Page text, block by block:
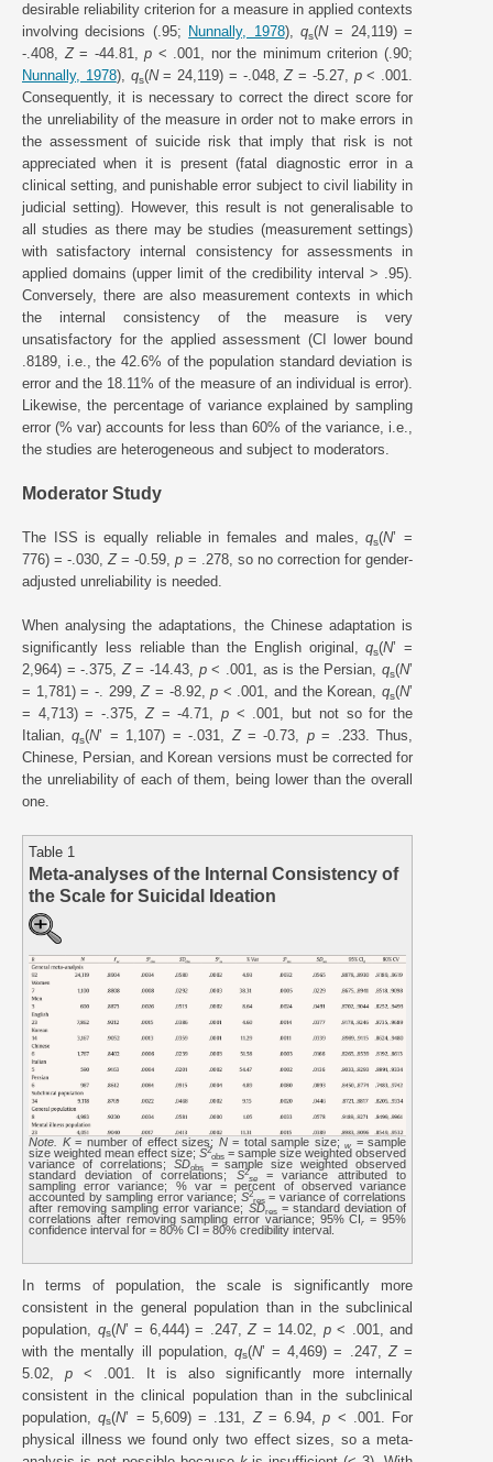
desirable reliability criterion for a measure in applied contexts
involving decisions (.95; Nunnally, 1978), qs(N= 24,119) =
-.408,Z= -44.81,p < .001, nor the minimum criterion (.90;
Nunnally, 1978), qs(N= 24,119) = -.048,Z= -5.27, p< .001.
Consequently, it is necessary to correct the direct score for
the unreliability of the measure in order not to make errors in
the assessment of suicide risk that imply that risk is not
appreciated when it is present (fatal diagnostic error in a
clinical setting, and punishable error subject to civil liability in
judicial setting). However, this result is not generalisable to
all studies as there may be studies (measurement settings)
with satisfactory internal consistency for assessments in
applied domains (upper limit of the credibility interval > .95).
Conversely, there are also measurement contexts in which
the internal consistency of the measure is very
unsatisfactory for the applied assessment (CI lower bound
.8189, i.e., the 42.6% of the population standard deviation is
error and the 18.11% of the measure of an individual is error).
Likewise, the percentage of variance explained by sampling
error (% var) accounts for less than 60% of the variance, i.e.,
the studies are heterogeneous and subject to moderators.
Moderator Study
The ISS is equally reliable in females and males,qs(N’ =
776) = -.030,Z= -0.59,p = .278, so no correction for gender-
adjusted unreliability is needed.
When analysing the adaptations, the Chinese adaptation is
significantly less reliable than the English original,qs(N’ =
2,964) = -.375,Z= -14.43, p< .001, as is the Persian,qs(N’
= 1,781) = -. 299,Z= -8.92,p < .001, and the Korean,qs(N’
= 4,713) = -.375,Z= -4.71,p < .001, but not so for the
Italian,qs(N’ = 1,107) = -.031,Z= -0.73, p= .233. Thus,
Chinese, Persian, and Korean versions must be corrected for
the unreliability of each of them, being lower than the overall
one.
Table 1
Meta-analyses of the Internal Consistency of
the Scale for Suicidal Ideation
Note. K= number of effect sizes; N= total sample size; w = sample
size weighted mean effect size; S2
obs = sample size weighted observed
variance of correlations; SDobs= sample size weighted observed
standard deviation of correlations; S2
se= variance attributed to
sampling error variance; % var = percent of observed variance
accounted by sampling error variance; S2
res= variance of correlations
after removing sampling error variance; SDres= standard deviation of
correlations after removing sampling error variance; 95% CIr = 95%
confidence interval for = 80% CI = 80% credibility interval.
In terms of population, the scale is significantly more
consistent in the general population than in the subclinical
population, qs(N’ = 6,444) = .247, Z= 14.02, p< .001, and
with the mentally ill population, qs(N’ = 4,469) = .247, Z=
5.02, p < .001. It is also significantly more internally
consistent in the clinical population than in the subclinical
population,qs(N’ = 5,609) = .131, Z= 6.94,p < .001. For
physical illness we found only two effect sizes, so a meta-